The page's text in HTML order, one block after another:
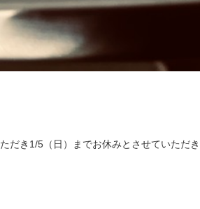
だき1/5（日）までお休みとさせていただき